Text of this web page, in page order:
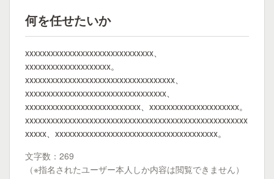
何を任せたいか
xxxxxxxxxxxxxxxxxxxxxxxxxxxxxx、
xxxxxxxxxxxxxxxxxxxx。
xxxxxxxxxxxxxxxxxxxxxxxxxxxxxxxxxxx、
xxxxxxxxxxxxxxxxxxxxxxxxxxxxxxxxx、
xxxxxxxxxxxxxxxxxxxxxxxxxxx、xxxxxxxxxxxxxxxxxxxxx。
xxxxxxxxxxxxxxxxxxxxxxxxxxxxxxxxxxxxxxxxxxxxxxxxxxxx
xxxxx、xxxxxxxxxxxxxxxxxxxxxxxxxxxxxxxxxxxxxx。
文字数：269
（※指名されたユーザー本人しか内容は閲覧できません）